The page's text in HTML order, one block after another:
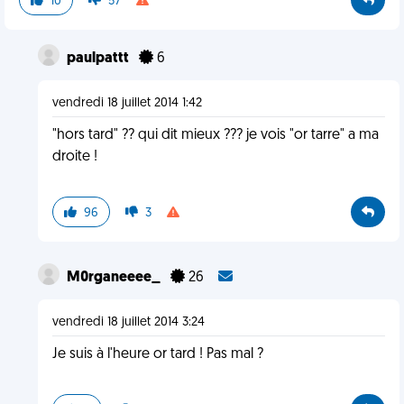
paulpattt 6
vendredi 18 juillet 2014 1:42
"hors tard" ?? qui dit mieux ??? je vois "or tarre" a ma
droite !
96 3
M0rganeeee_ 26
vendredi 18 juillet 2014 3:24
Je suis à l'heure or tard ! Pas mal ?